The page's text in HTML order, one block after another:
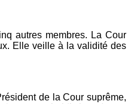
autres membres. La Cour
Elle veille à la validité des
de la Cour suprême,